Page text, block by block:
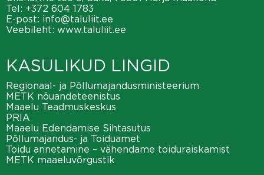
Tel: +372 604 1783
E-post: info@taluliit.ee
Veebileht: www.taluliit.ee
KASULIKUD LINGID
Regionaal- ja Põllumajandusministeerium
METK nõuandeteenistus
Maaelu Teadmuskeskus
PRIA
Maaelu Edendamise Sihtasutus
Põllumajandus- ja Toiduamet
Toidu annetamine – vähendame toiduraiskamist
METK maaeluvõrgustik